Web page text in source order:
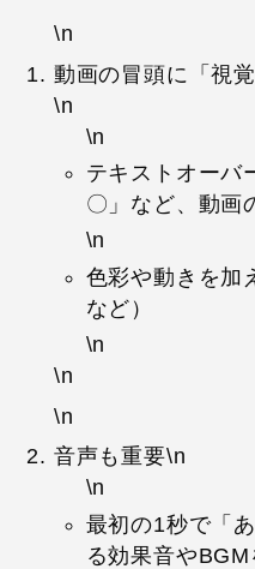
\n
動画の冒頭に「視
\n
\n
テキストオーバ
〇」など、動画
\n
色彩や動きを加
など）
\n
\n
\n
音声も重要\n
\n
最初の1秒で「
る効果音やBGM